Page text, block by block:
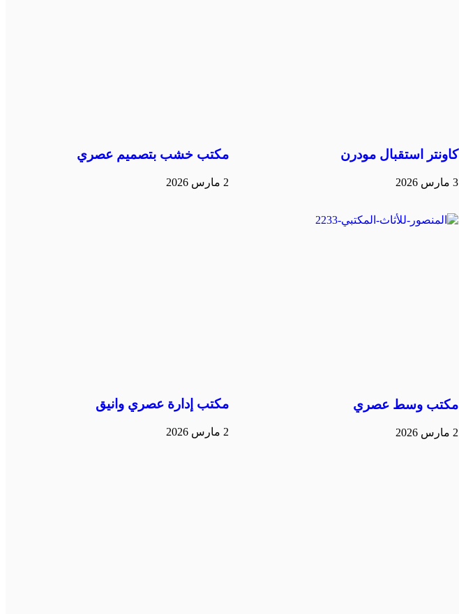
كاونتر استقبال مودرن
3 مارس 2026
مكتب خشب بتصميم عصري
2 مارس 2026
مكتب وسط عصري
2 مارس 2026
مكتب إدارة عصري وانيق
2 مارس 2026